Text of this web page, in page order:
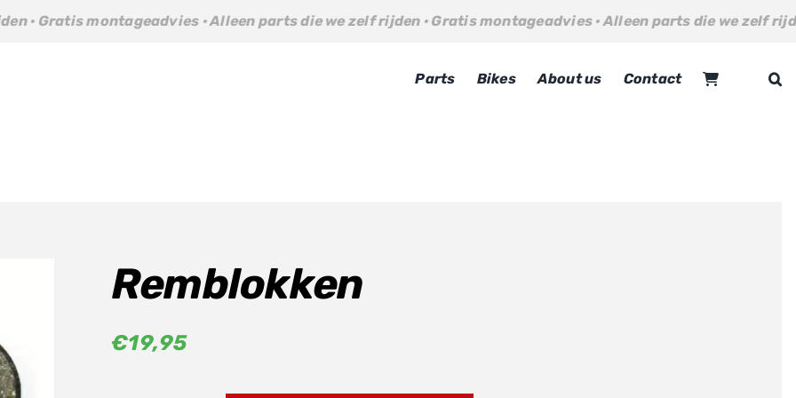
· Alleen parts die we zelf rijden · Gratis montageadvies · Alleen parts die we zelf rijden ·
Parts Bikes About us Contact
Remblokken
€19,95